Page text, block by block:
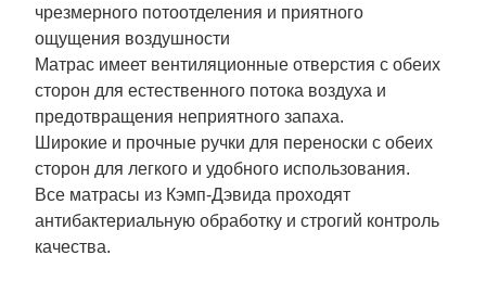
чрезмерного потоотделения и приятного
ощущения воздушности
Матрас имеет вентиляционные отверстия с обеих
сторон для естественного потока воздуха и
предотвращения неприятного запаха.
Широкие и прочные ручки для переноски с обеих
сторон для легкого и удобного использования.
Все матрасы из Кэмп-Дэвида проходят
антибактериальную обработку и строгий контроль
качества.